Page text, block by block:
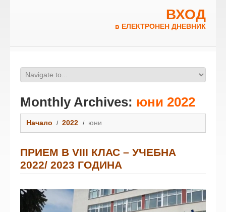
ВХОД
в ЕЛЕКТРОНЕН ДНЕВНИК
Monthly Archives: юни 2022
Начало 2022 юни
ПРИЕМ В VIII КЛАС – УЧЕБНА
2022/ 2023 ГОДИНА